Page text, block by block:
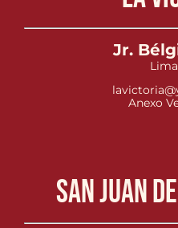
Jr.
Lima
Anexo
San Juan